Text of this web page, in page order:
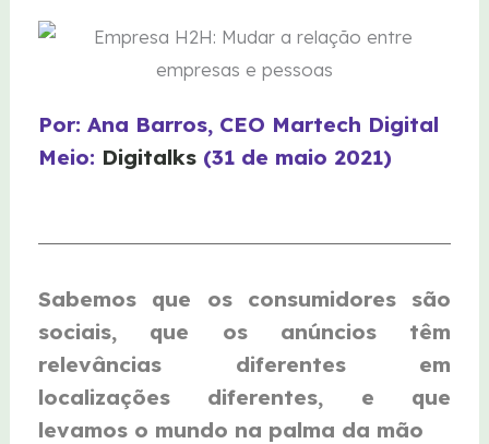
Por: Ana Barros, CEO Martech Digital
Meio: Digitalks (31 de maio 2021)
Sabemos que os consumidores são
sociais, que os anúncios têm
relevâncias diferentes em
localizações diferentes, e que
levamos o mundo na palma da mão